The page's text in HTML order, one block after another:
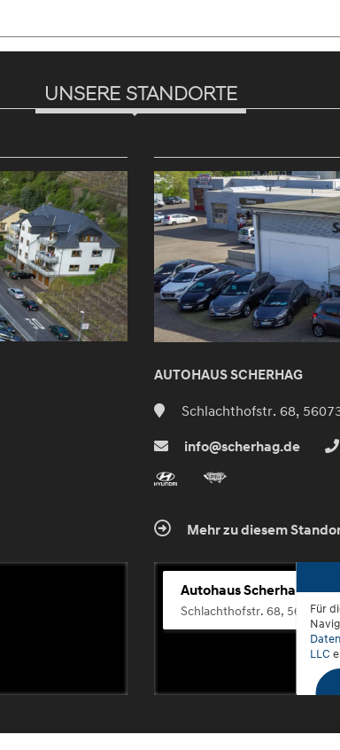
UNSERE STANDORTE
AUTOHAUS SCHERHAG
Schlachthofstr. 68,
info@scherhag.de
Mehr zu diesem
Autohaus Scherhag
Schlachthofstr. 68, 56073Für
LLC